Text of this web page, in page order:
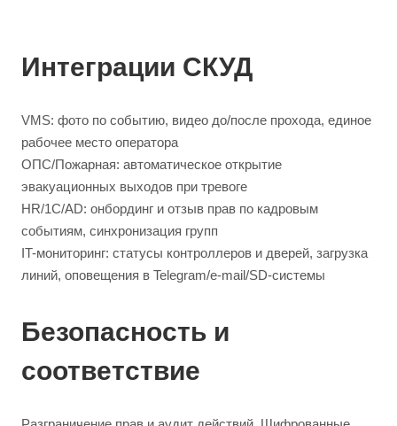
Интеграции СКУД
VMS: фото по событию, видео до/после прохода, единое
рабочее место оператора
ОПС/Пожарная: автоматическое открытие
эвакуационных выходов при тревоге
HR/1С/AD: онбординг и отзыв прав по кадровым
событиям, синхронизация групп
IT-мониторинг: статусы контроллеров и дверей, загрузка
линий, оповещения в Telegram/e-mail/SD-системы
Безопасность и
соответствие